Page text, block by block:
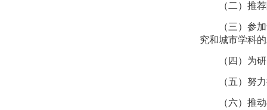
（二）推
（三）参
究和城市学科
（四）为
（五）努
（六）推